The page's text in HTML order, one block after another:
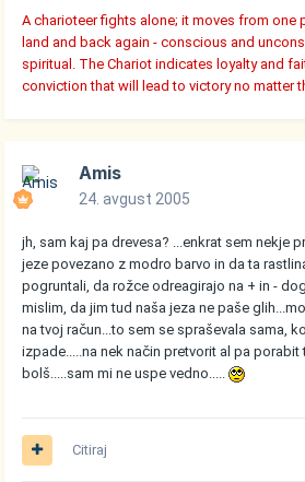
A charioteer fights alone; it moves from one
land and back again - conscious and
spiritual. The Chariot indicates loyalty and
conviction that will lead to victory no matter
Amis
24. avgust 2005
jh, sam kaj pa drevesa? ...enkrat sem nekje
jeze povezano z modro barvo in da ta
pogruntali, da rožce odreagirajo na + in -
mislim, da jim tud naša jeza ne paše
na tvoj račun...to sem se spraševala sama,
izpade.....na nek način pretvorit al pa
bolš.....sam mi ne uspe vedno.....
Citiraj